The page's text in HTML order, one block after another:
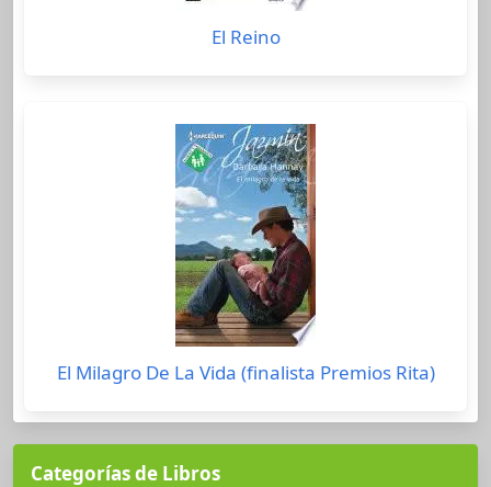
El Reino
El Milagro De La Vida (finalista Premios Rita)
Categorías de Libros